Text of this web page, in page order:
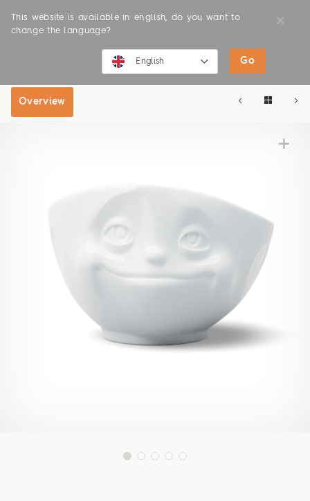
This website is available in english, do you want to
change the language?
English Go
ONLINE SHOP
Overview